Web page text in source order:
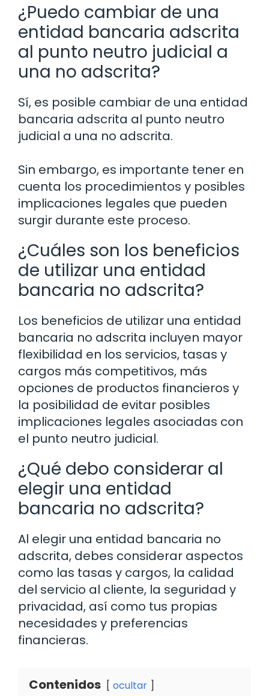
¿Puedo cambiar de una
entidad bancaria adscrita
al punto neutro judicial a
una no adscrita?
Sí, es posible cambiar de una entidad
bancaria adscrita al punto neutro
judicial a una no adscrita.
Sin embargo, es importante tener en
cuenta los procedimientos y posibles
implicaciones legales que pueden
surgir durante este proceso.
¿Cuáles son los beneficios
de utilizar una entidad
bancaria no adscrita?
Los beneficios de utilizar una entidad
bancaria no adscrita incluyen mayor
flexibilidad en los servicios, tasas y
cargos más competitivos, más
opciones de productos financieros y
la posibilidad de evitar posibles
implicaciones legales asociadas con
el punto neutro judicial.
¿Qué debo considerar al
elegir una entidad
bancaria no adscrita?
Al elegir una entidad bancaria no
adscrita, debes considerar aspectos
como las tasas y cargos, la calidad
del servicio al cliente, la seguridad y
privacidad, así como tus propias
necesidades y preferencias
financieras.
Contenidos ocultar